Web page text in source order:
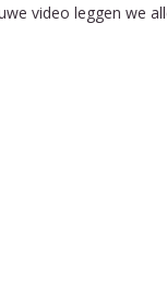
video leggen we